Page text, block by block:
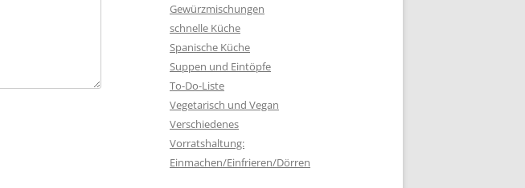
Gewürzmischungen
schnelle Küche
Spanische Küche
Suppen und Eintöpfe
To-Do-Liste
Vegetarisch und Vegan
Verschiedenes
Vorratshaltung:
Einmachen/Einfrieren/Dörren